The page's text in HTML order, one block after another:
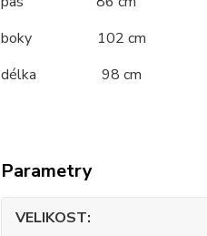
boky 102 cm
délka 98 cm
Parametry
VELIKOST